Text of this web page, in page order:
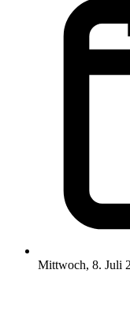
Mittwoch, 8. Juli